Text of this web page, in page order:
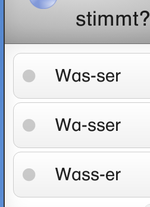
stimmt?
Was-ser
Wa-sser
Wass-er